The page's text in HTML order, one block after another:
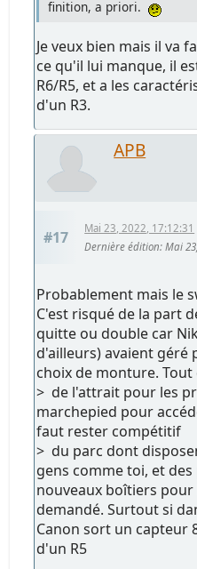
finition, a priori.
Je veux bien mais il va
ce qu'il lui manque, il
R6/R5, et a les
d'un R3.
APB
#17
Mai 23, 2022, 17:12:31
Dernière édition: Mai
Probablement mais le
C'est risqué de la part
quitte ou double car
d'ailleurs) avaient géré
choix de monture. Tout
> de l'attrait pour les
marchepied pour
faut rester compétitif
> du parc dont
gens comme toi, et
nouveaux boîtiers
demandé. Surtout si
Canon sort un capteur
d'un R5